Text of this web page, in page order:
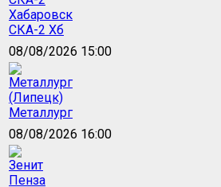
СКА-2 Хб
08/08/2026 15:00
Металлург
08/08/2026 16:00